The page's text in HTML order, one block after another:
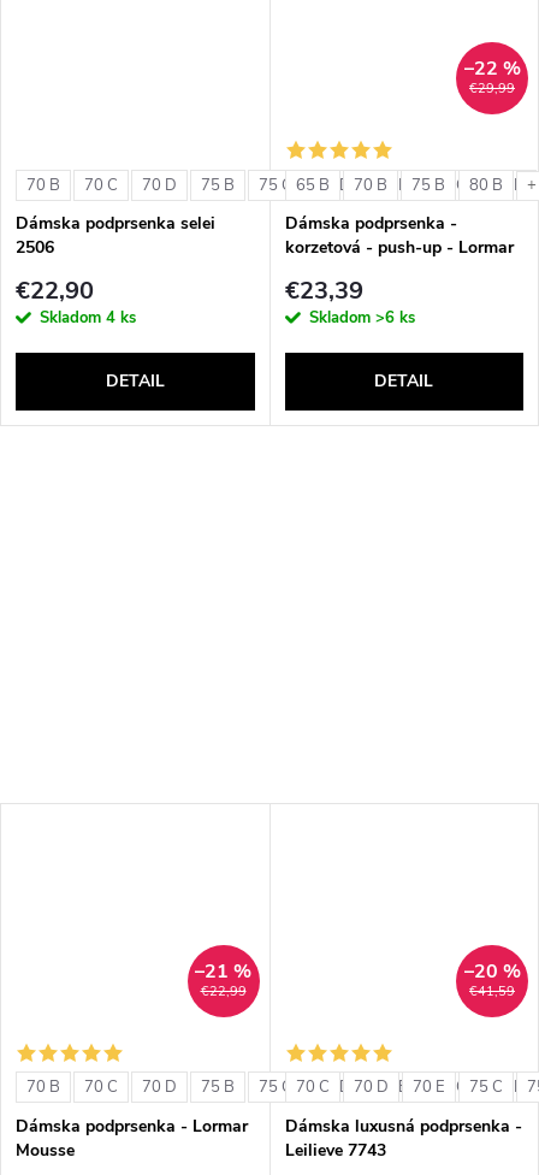
70 B 70 C 70 D 75 B 75 C 75 D 80 B 80 C 80 D
Dámska podprsenka selei
2506
€22,90
Skladom 4 ks
DETAIL
€29,99
–22 %
65 B 70 B 75 B 80 B
Dámska podprsenka -
korzetová - push-up - Lormar
€23,39
Skladom >6 ks
DETAIL
€22,99
–21 %
70 B 70 C 70 D 75 B 75 C 75 D 80 B 80 C 80 D
Dámska podprsenka - Lormar
Mousse
€41,59
–20 %
70 C 70 D 70 E 75 C
Dámska luxusná podprsenka -
Leilieve 7743